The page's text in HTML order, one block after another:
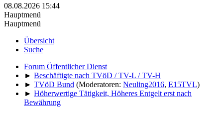
08.08.2026 15:44
Hauptmenü
Hauptmenü
Übersicht
Suche
Forum Öffentlicher Dienst
► Beschäftigte nach TVöD / TV-L / TV-H
► TVöD Bund (Moderatoren: Neuling2016, E15TVL)
► Höherwertige Tätigkeit, Höheres Entgelt erst nach
Bewährung